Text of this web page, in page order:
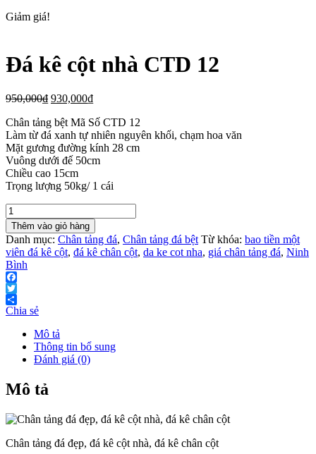
Giảm giá!
Đá kê cột nhà CTD 12
950,000₫ 930,000₫
Chân tảng bệt Mã Số CTD 12
Làm từ đá xanh tự nhiên nguyên khối, chạm hoa văn
Mặt gương đường kính 28 cm
Vuông dưới đế 50cm
Chiều cao 15cm
Trọng lượng 50kg/ 1 cái
Đá
kê
cột
nhà
CTD
12
số
lượng
Thêm vào giỏ hàng
Danh mục: Chân tảng đá, Chân tảng đá bệt Từ khóa: bao tiền một
viên đá kê cột, đá kê chân cột, da ke cot nha, giá chân tảng đá, Ninh
Bình
Facebook
Twitter
Chia sẻ
Mô tả
Thông tin bổ sung
Đánh giá (0)
Mô tả
Chân tảng đá đẹp, đá kê cột nhà, đá kê chân cột